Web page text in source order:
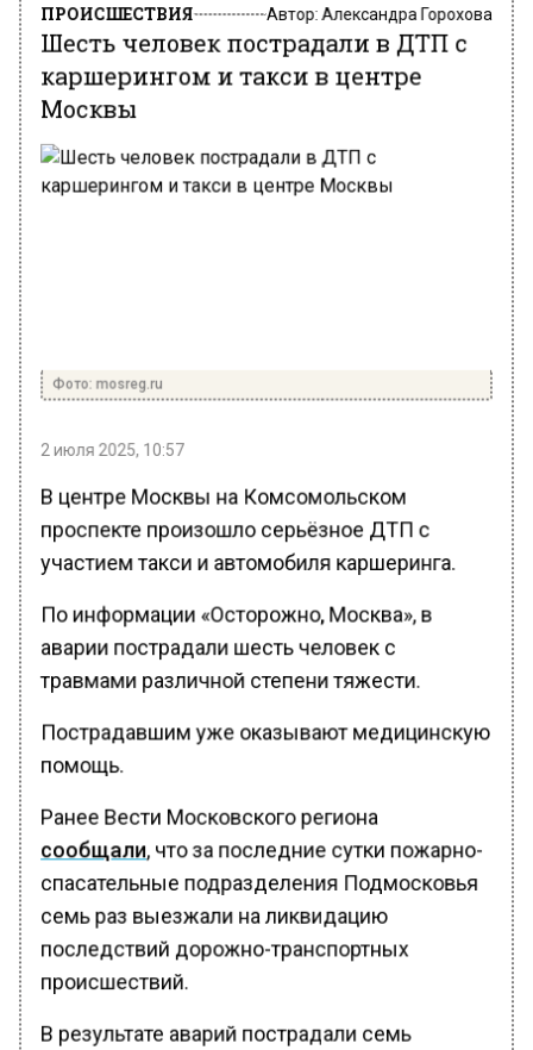
Автор: Александра Горохова
Шесть человек пострадали в ДТП с
каршерингом и такси в центре
Москвы
Фото: mosreg.ru
2 июля 2025, 10:57
В центре Москвы на Комсомольском
проспекте произошло серьёзное ДТП с
участием такси и автомобиля каршеринга.
По информации «Осторожно, Москва», в
аварии пострадали шесть человек с
травмами различной степени тяжести.
Пострадавшим уже оказывают медицинскую
помощь.
Ранее Вести Московского региона
сообщали, что за последние сутки пожарно-
спасательные подразделения Подмосковья
семь раз выезжали на ликвидацию
последствий дорожно-транспортных
происшествий.
В результате аварий пострадали семь